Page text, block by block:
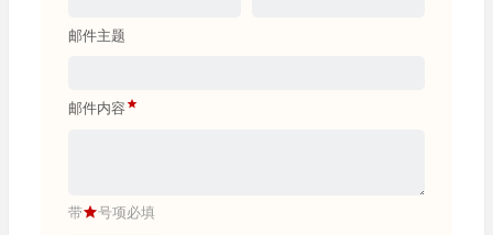
邮件主题
邮件内容
带 号项必填